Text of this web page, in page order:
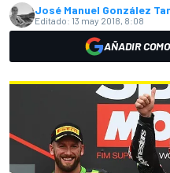
José Manuel González
Editado: 13 may 2018, 8:08
AÑADIR